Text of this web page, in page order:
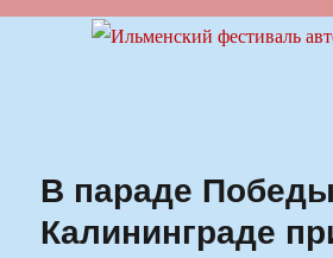
Ильменский
В параде
Калининграде